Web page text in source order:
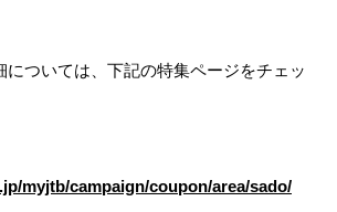
については、下記の特集ページをチェッ
myjtb/campaign/coupon/area/sado/